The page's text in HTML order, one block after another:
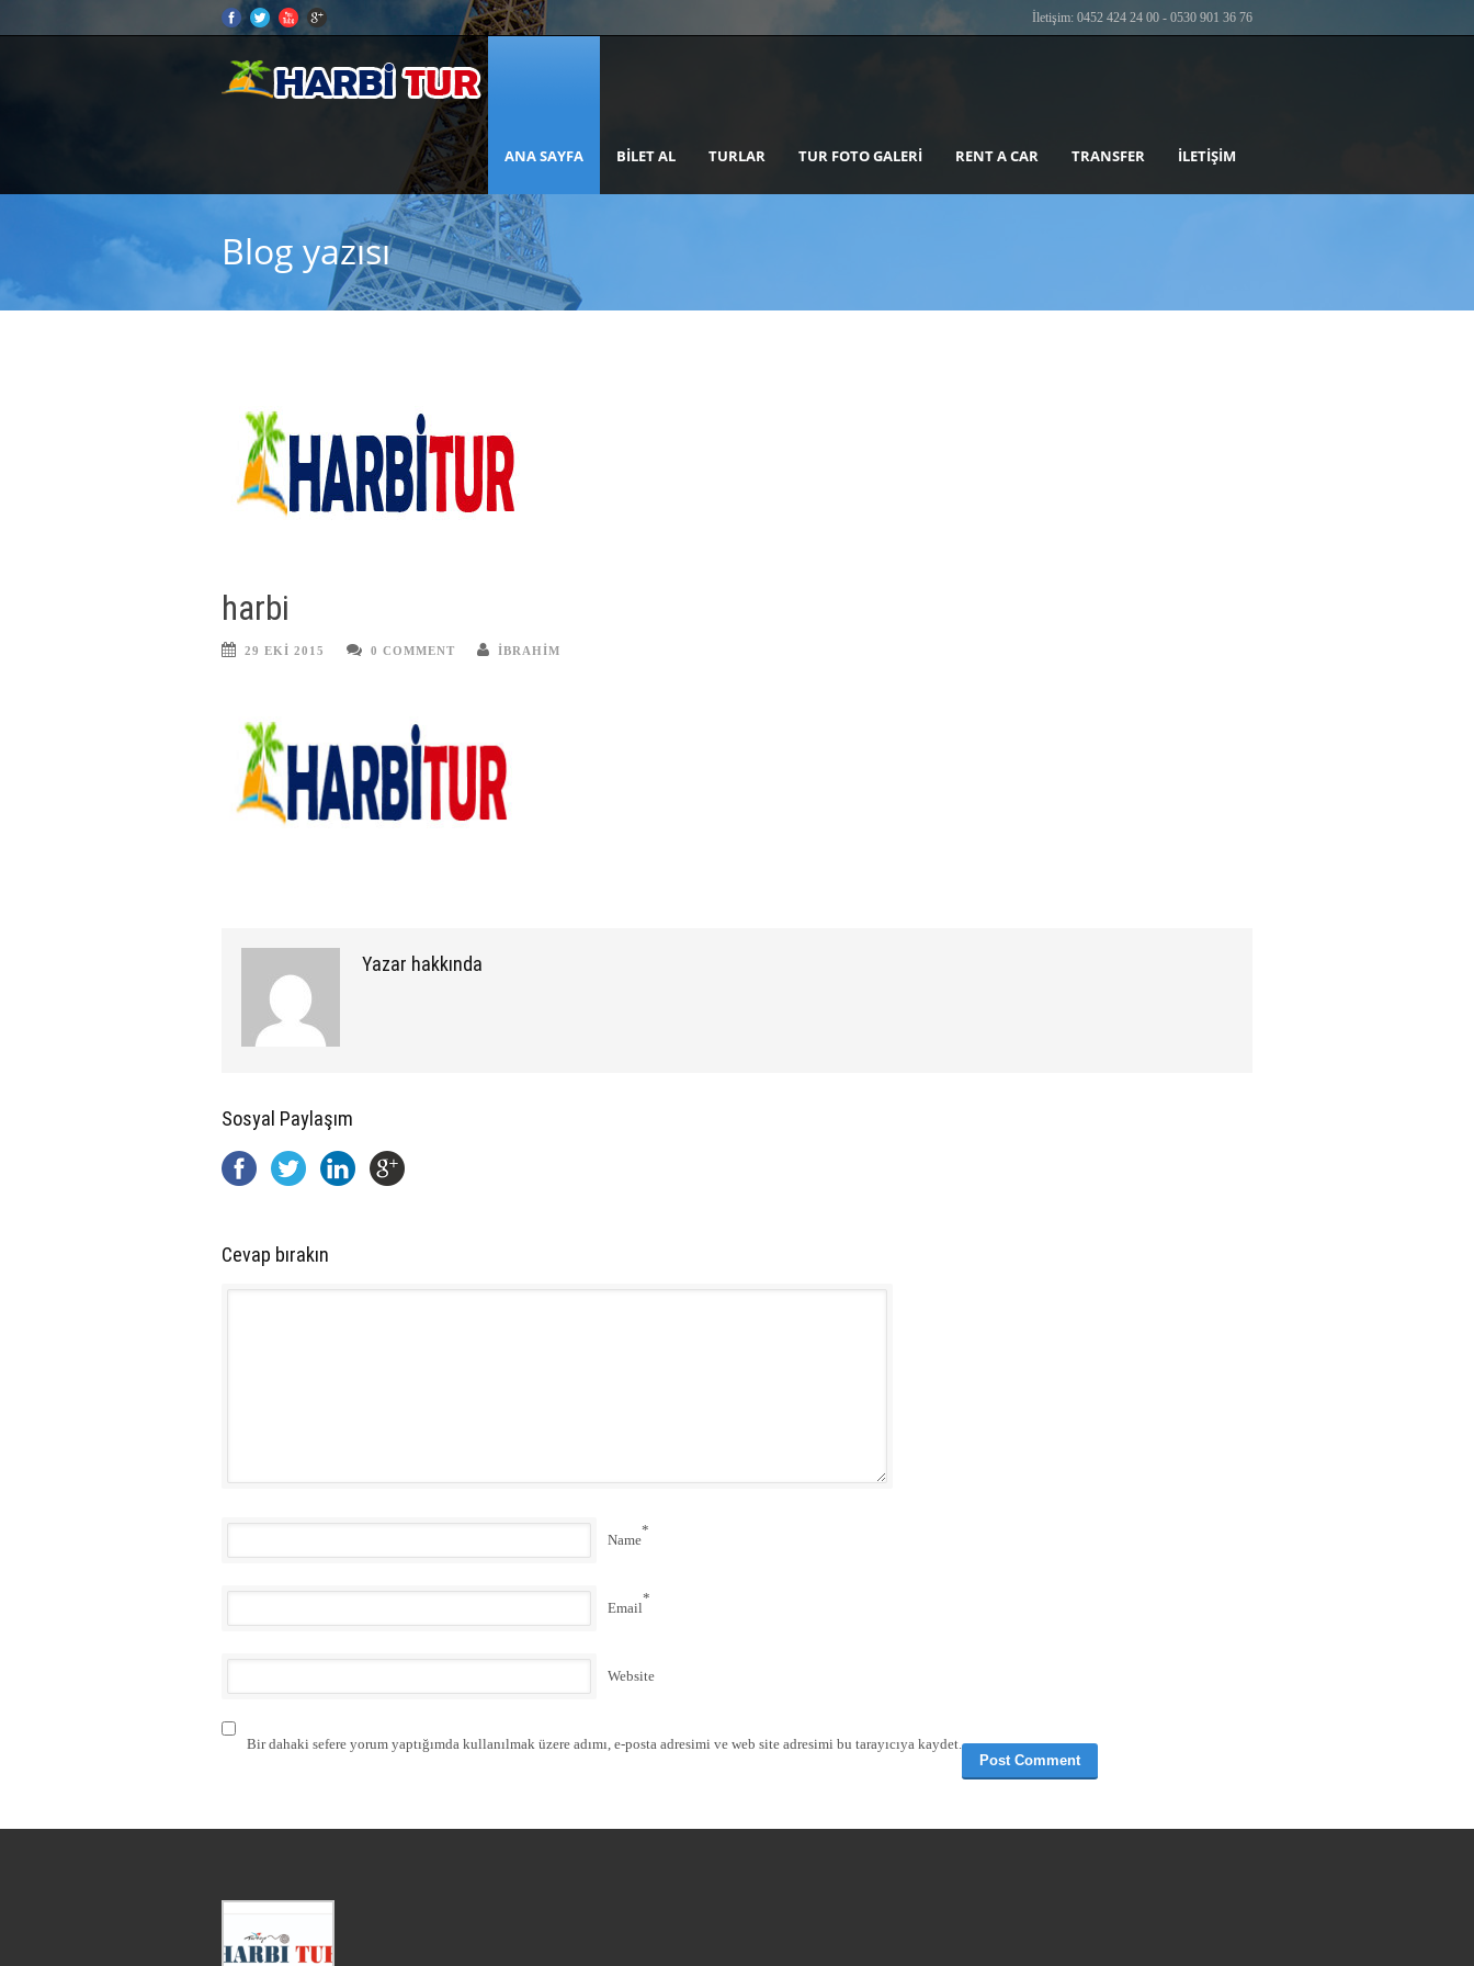
İletişim: 0452 424 24 00 - 0530 901 36 76
ANA SAYFA BILET AL TURLAR TUR FOTO GALERI RENT A CAR TRANSFER İLETIŞIM
Blog yazısı
harbi
29 EKI 2015 0 COMMENT IBRAHIM
Yazar hakkında
Sosyal Paylaşım
Cevap bırakın
Name
*
Email
*
Website
Bir dahaki sefere yorum yaptığımda kullanılmak üzere adımı, e-posta adresimi ve web site adresimi bu tarayıcıya kaydet.